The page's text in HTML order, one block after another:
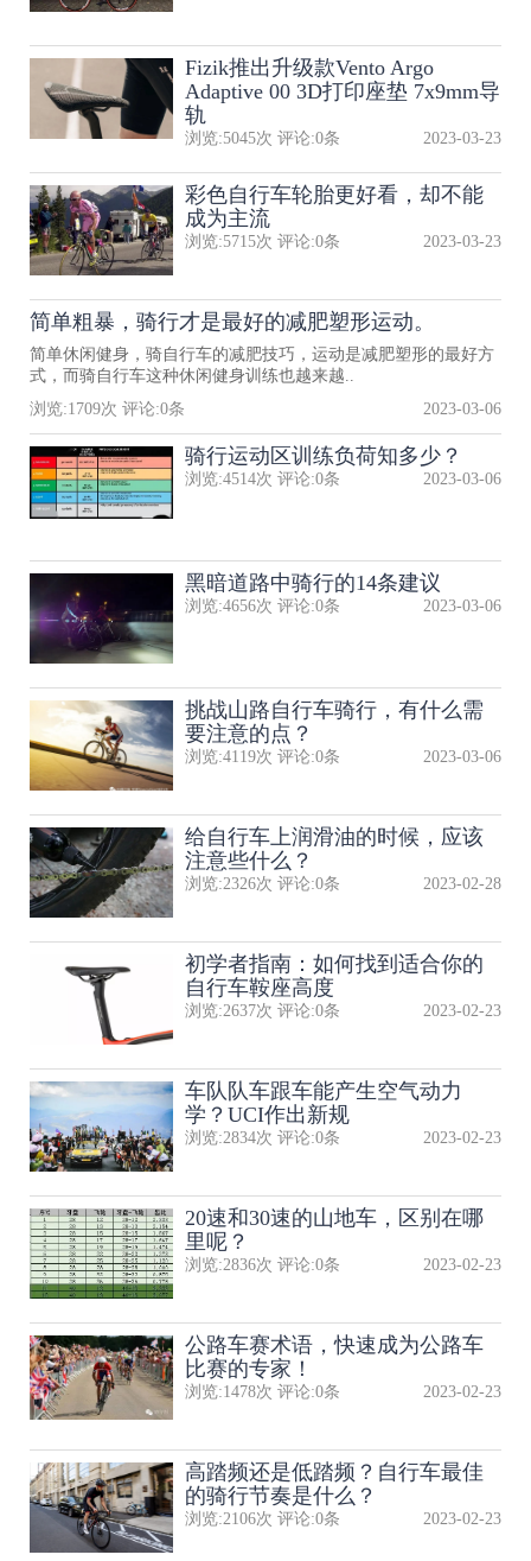
Fizik推出升级款Vento Argo
Adaptive 00 3D打印座垫 7x9mm导
轨
浏览:5045次 评论:0条 2023-03-23
彩色自行车轮胎更好看，却不能
成为主流
浏览:5715次 评论:0条 2023-03-23
简单粗暴，骑行才是最好的减肥塑形运动。
简单休闲健身，骑自行车的减肥技巧，运动是减肥塑形的最好方
式，而骑自行车这种休闲健身训练也越来越..
浏览:1709次 评论:0条 2023-03-06
骑行运动区训练负荷知多少？
浏览:4514次 评论:0条 2023-03-06
黑暗道路中骑行的14条建议
浏览:4656次 评论:0条 2023-03-06
挑战山路自行车骑行，有什么需
要注意的点？
浏览:4119次 评论:0条 2023-03-06
给自行车上润滑油的时候，应该
注意些什么？
浏览:2326次 评论:0条 2023-02-28
初学者指南：如何找到适合你的
自行车鞍座高度
浏览:2637次 评论:0条 2023-02-23
​车队队​车跟车能产生空气动力
学？UCI作出新规
浏览:2834次 评论:0条 2023-02-23
20速和30速的山地车，区别在哪
里呢？
浏览:2836次 评论:0条 2023-02-23
公路车赛术语，快速成为公路车
比赛的专家！
浏览:1478次 评论:0条 2023-02-23
高踏频还是低踏频？自行车最佳
的骑行节奏是什么？
浏览:2106次 评论:0条 2023-02-23